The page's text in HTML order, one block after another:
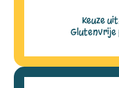
Keuze
Glutenvrije